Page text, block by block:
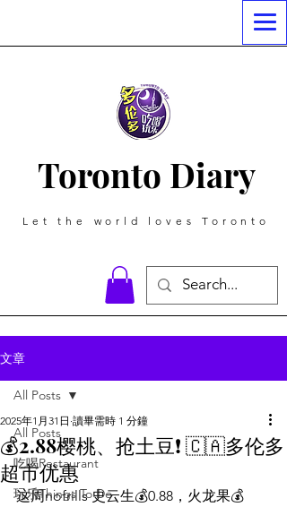
Toronto Diary
Let the world loves Toronto
文章
All Posts
吃喝Restaurant
玩乐Things To Do
All Posts
💰2.88樱桃、抢土豆❗️ 🇨🇦多伦多
超市优惠
2025年1月31日 讀畢需時 1 分鐘
这周nofrills 史云生💰0.88，火龙果💰